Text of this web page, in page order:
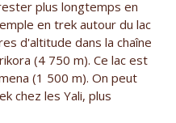
plus longtemps en
en trek autour du lac
d'altitude dans la chaîne
(4 750 m). Ce lac est
(1 500 m). On peut
chez les Yali, plus